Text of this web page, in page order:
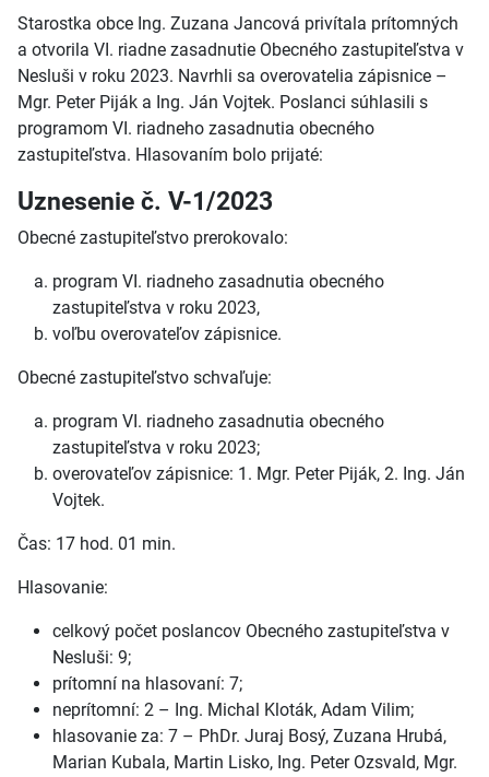
Starostka obce Ing. Zuzana Jancová privítala prítomných
a otvorila VI. riadne zasadnutie Obecného zastupiteľstva v
Nesluši v roku 2023. Navrhli sa overovatelia zápisnice –
Mgr. Peter Piják a Ing. Ján Vojtek. Poslanci súhlasili s
programom VI. riadneho zasadnutia obecného
zastupiteľstva. Hlasovaním bolo prijaté:
Uznesenie č. V-1/2023
Obecné zastupiteľstvo prerokovalo:
program VI. riadneho zasadnutia obecného
zastupiteľstva v roku 2023,
voľbu overovateľov zápisnice.
Obecné zastupiteľstvo schvaľuje:
program VI. riadneho zasadnutia obecného
zastupiteľstva v roku 2023;
overovateľov zápisnice: 1. Mgr. Peter Piják, 2. Ing. Ján
Vojtek.
Čas: 17 hod. 01 min.
Hlasovanie:
celkový počet poslancov Obecného zastupiteľstva v
Nesluši: 9;
prítomní na hlasovaní: 7;
neprítomní: 2 – Ing. Michal Kloták, Adam Vilim;
hlasovanie za: 7 – PhDr. Juraj Bosý, Zuzana Hrubá,
Marian Kubala, Martin Lisko, Ing. Peter Ozsvald, Mgr.